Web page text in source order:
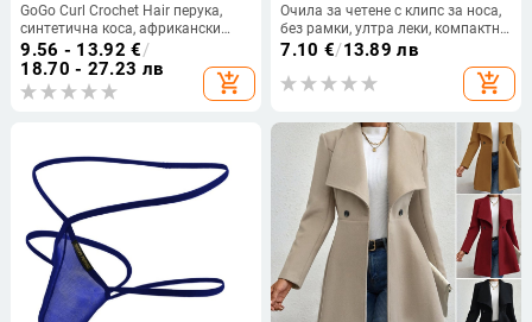
GoGo Curl Crochet Hair перука,
синтетична коса, африкански
плитки
9.56 - 13.92 €/
18.70 - 27.23 лв
add_shopping_cart
Очила за четене с клипс за носа,
без рамки, ултра леки, компактни
мини, PC лещи, стил: овални
7.10 €/13.89 лв
add_shopping_cart